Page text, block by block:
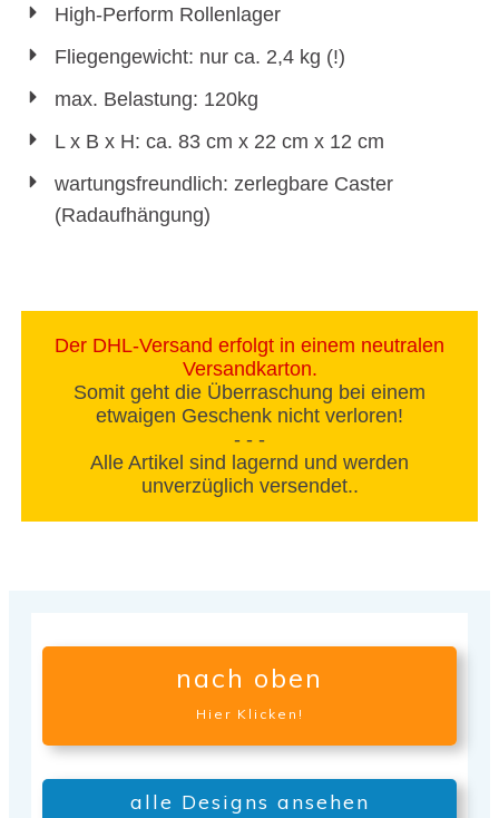
High-Perform Rollenlager
Fliegengewicht: nur ca. 2,4 kg (!)
max. Belastung: 120kg
L x B x H: ca. 83 cm x 22 cm x 12 cm
wartungsfreundlich: zerlegbare Caster
(Radaufhängung)
Der DHL-Versand erfolgt in einem neutralen
Versandkarton.
Somit geht die Überraschung bei einem
etwaigen Geschenk nicht verloren!
- - -
Alle Artikel sind lagernd und werden
unverzüglich versendet..
nach oben
Hier Klicken!
alle Designs ansehen